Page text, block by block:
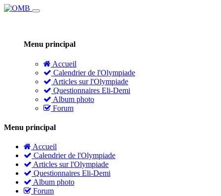
Menu principal
Accueil
Calendrier de l'Olympiade
Articles sur l'Olympiade
Questionnaires Eli-Demi
Album photo
Forum
Menu principal
Accueil
Calendrier de l'Olympiade
Articles sur l'Olympiade
Questionnaires Eli-Demi
Album photo
Forum